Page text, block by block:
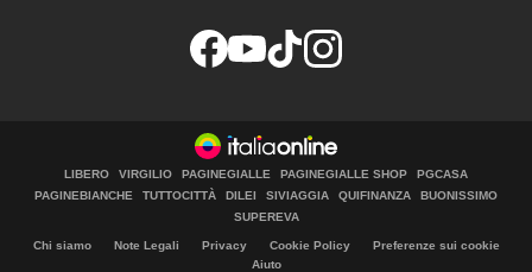
LIBERO VIRGILIO PAGINEGIALLE PAGINEGIALLE SHOP
PGCASA
PAGINEBIANCHE
TUTTOCITTÀ DILEI SIVIAGGIA QUIFINANZA
BUONISSIMO
SUPEREVA
Chi siamo Note Legali Privacy Cookie Policy
Preferenze sui cookie
Aiuto